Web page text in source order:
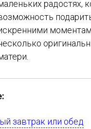
радостях,
завтрак или обед